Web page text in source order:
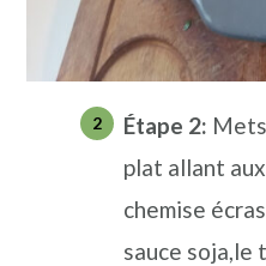
Étape 2:
plat allant
chemise
sauce soja,le